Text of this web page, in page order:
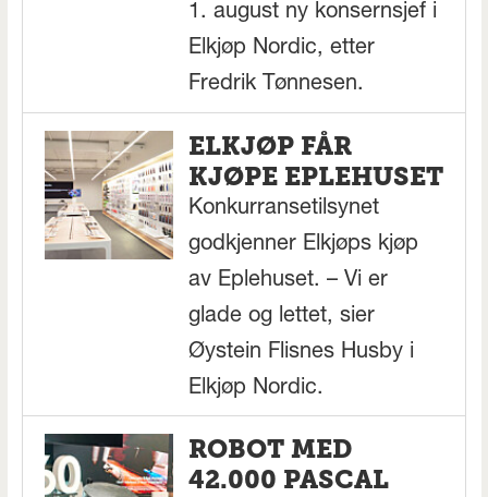
1. august ny konsernsjef i
Elkjøp Nordic, etter
Fredrik Tønnesen.
ELKJØP FÅR
KJØPE EPLEHUSET
Konkurransetilsynet
godkjenner Elkjøps kjøp
av Eplehuset. – Vi er
glade og lettet, sier
Øystein Flisnes Husby i
Elkjøp Nordic.
ROBOT MED
42.000 PASCAL